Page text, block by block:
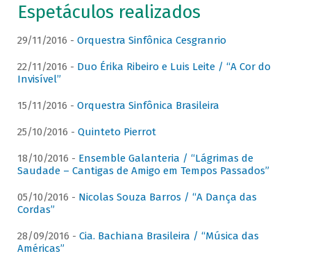
Espetáculos realizados
29/11/2016 - Orquestra Sinfônica Cesgranrio
22/11/2016 - Duo Érika Ribeiro e Luis Leite / “A Cor do
Invisível”
15/11/2016 - Orquestra Sinfônica Brasileira
25/10/2016 - Quinteto Pierrot
18/10/2016 - Ensemble Galanteria / “Lágrimas de
Saudade – Cantigas de Amigo em Tempos Passados”
05/10/2016 - Nicolas Souza Barros / “A Dança das
Cordas”
28/09/2016 - Cia. Bachiana Brasileira / “Música das
Américas”